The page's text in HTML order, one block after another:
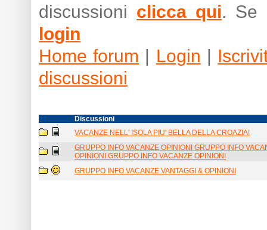
discussioni clicca qui. Se
login
Home forum | Login |
discussioni
Discussioni
VACANZE NELL' ISOLA PIU' BELLA DELLA CROAZIA!
GRUPPO INFO VACANZE OPINIONI GRUPPO INFO
OPINIONI GRUPPO INFO VACANZE OPINIONI
GRUPPO INFO VACANZE VANTAGGI & OPINIONI